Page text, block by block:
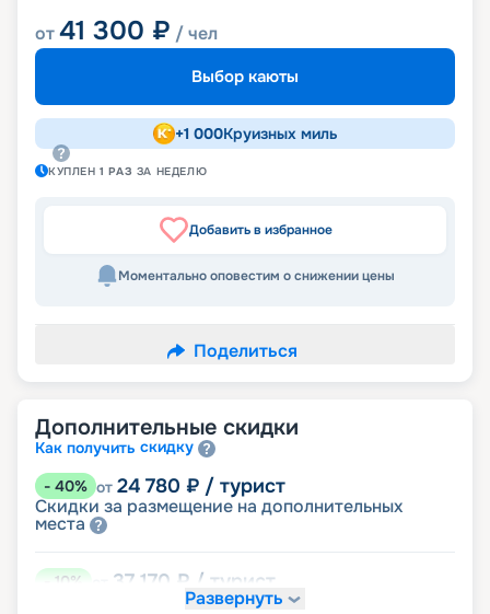
от41 300 ₽ / чел
Выбор каюты
+1 000Круизных миль
КУПЛЕН1 РАЗ ЗА НЕДЕЛЮ
Добавить в избранное
Моментально оповестим о снижении цены
Поделиться
Дополнительные скидки
Как получить скидку
- 40% от 24 780 ₽ / турист
Скидки за размещение на дополнительных
места
10% 37 170 ₽ / турист
Скидка многодетнымсемьям
Развернуть